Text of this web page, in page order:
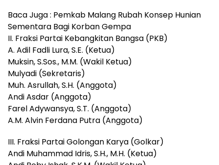
Baca Juga : Pemkab Malang Rubah Konsep Hunian
Sementara Bagi Korban Gempa
II. Fraksi Partai Kebangkitan Bangsa (PKB)
A. Adil Fadli Lura, S.E. (Ketua)
Muksin, S.Sos., M.M. (Wakil Ketua)
Mulyadi (Sekretaris)
Muh. Asrullah, S.H. (Anggota)
Andi Asdar (Anggota)
Farel Adywansya, S.T. (Anggota)
A.M. Alvin Ferdana Putra (Anggota)
III. Fraksi Partai Golongan Karya (Golkar)
Andi Muhammad Idris, S.H., M.H. (Ketua)